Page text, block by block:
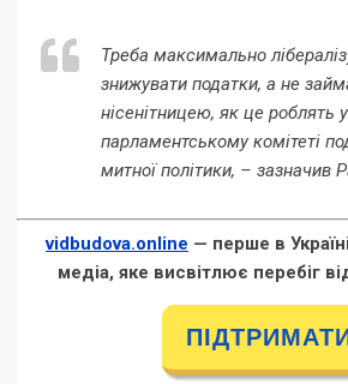
Треба максимально
знижувати податки, а не
нісенітницею, як це роблять у
парламентському комітеті
митної політики, – зазначив
vidbudova.online — перше в
медіа, яке висвітлює перебіг